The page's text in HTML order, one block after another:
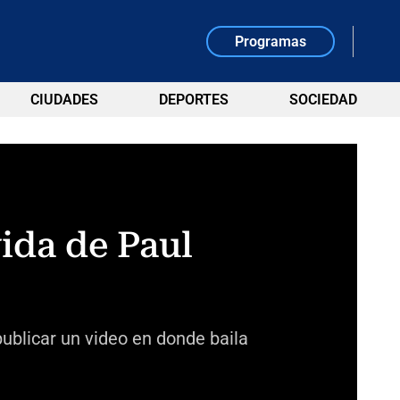
Programas
CIUDADES DEPORTES SOCIEDAD
de Paul
un video en donde baila